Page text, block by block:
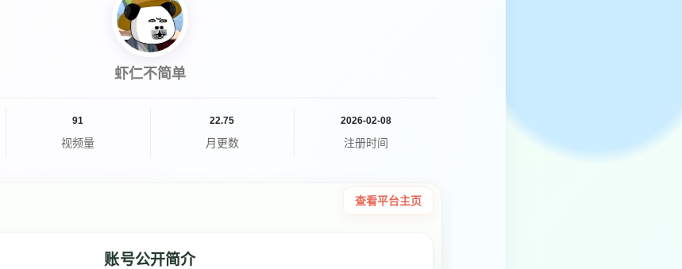
虾仁不简单
91
视频量
22.75
月更数
2026-02-08
注册时间
查看平台主页
账号公开简介